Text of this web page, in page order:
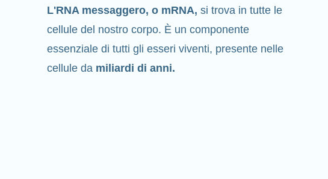
L'RNA messaggero, o mRNA, si trova in tutte le
cellule del nostro corpo. È un componente
essenziale di tutti gli esseri viventi, presente nelle
cellule da miliardi di anni.